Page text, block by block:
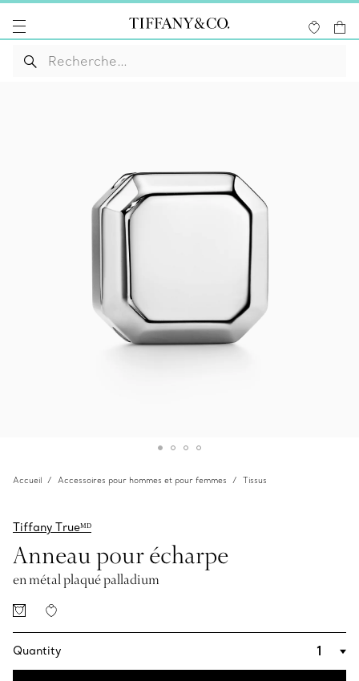
Accueil Accessoires pour hommes et pour femmes Tissus
Tiffany Trueᴹᴰ
Anneau pour écharpe
en métal plaqué palladium
Quantity